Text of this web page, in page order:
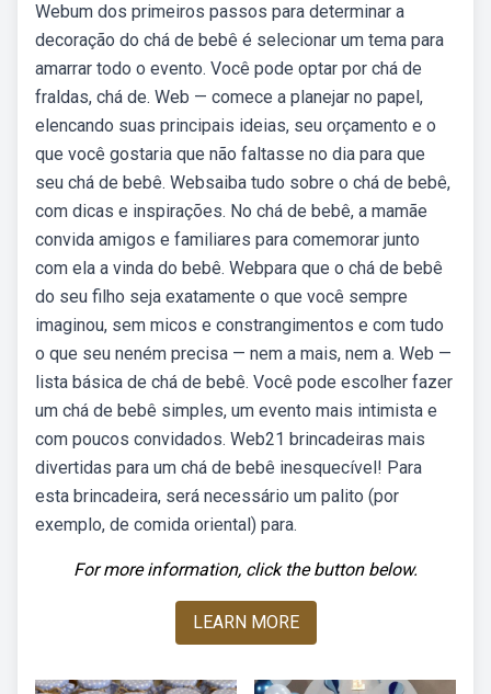
Webum dos primeiros passos para determinar a
decoração do chá de bebê é selecionar um tema para
amarrar todo o evento. Você pode optar por chá de
fraldas, chá de. Web — comece a planejar no papel,
elencando suas principais ideias, seu orçamento e o
que você gostaria que não faltasse no dia para que
seu chá de bebê. Websaiba tudo sobre o chá de bebê,
com dicas e inspirações. No chá de bebê, a mamãe
convida amigos e familiares para comemorar junto
com ela a vinda do bebê. Webpara que o chá de bebê
do seu filho seja exatamente o que você sempre
imaginou, sem micos e constrangimentos e com tudo
o que seu neném precisa — nem a mais, nem a. Web —
lista básica de chá de bebê. Você pode escolher fazer
um chá de bebê simples, um evento mais intimista e
com poucos convidados. Web21 brincadeiras mais
divertidas para um chá de bebê inesquecível! Para
esta brincadeira, será necessário um palito (por
exemplo, de comida oriental) para.
For more information, click the button below.
LEARN MORE